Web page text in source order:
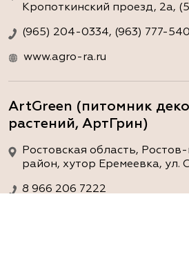
Кропоткинский проезд, 2а,
(965) 204-0334, (963) 777-
www.agro-ra.ru
ArtGreen (питомник
растений, АртГрин)
Ростовская область,
район, хутор Еремеевка, ул.
8 966 206 7222